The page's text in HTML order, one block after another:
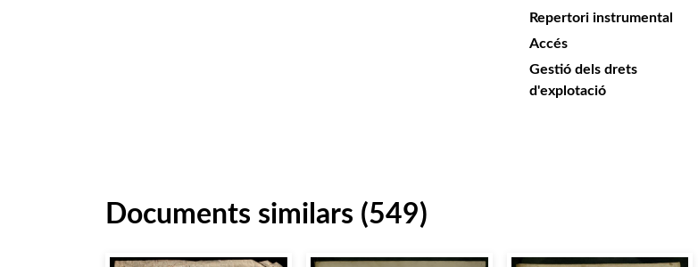
Repertori instrumental
Accés
Gestió dels drets
d'explotació
Documents similars (549)